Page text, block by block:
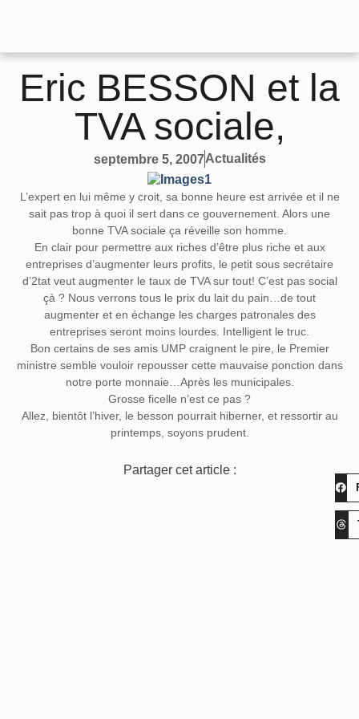
Eric BESSON et la
TVA sociale,
septembre 5, 2007Actualités
L’expert en lui même y croit, sa bonne heure est arrivée et il ne
sait pas trop à quoi il sert dans ce gouvernement. Alors une
bonne TVA sociale ça réveille son homme.
En clair pour permettre aux riches d’être plus riche et aux
entreprises d’augmenter leurs profits, le petit sous secrétaire
d’2tat veut augmenter le taux de TVA sur tout! C’est pas social
çà ? Nous verrons tous le prix du lait du pain…de tout
augmenter et en échange les charges patronales des
entreprises seront moins lourdes. Intelligent le truc.
Bon certains de ses amis UMP craignent le pire, le Premier
ministre semble vouloir repousser cette mauvaise ponction dans
notre porte monnaie…Après les municipales.
Grosse ficelle n’est ce pas ?
Allez, bientôt l’hiver, le besson pourrait hiberner, et ressortir au
printemps, soyons prudent.
Partager cet article :